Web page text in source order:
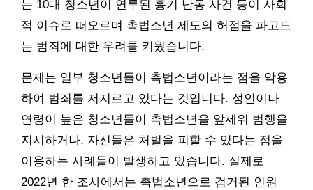
는 10대 청소년이 연루된 흉기 난동 사건 등이 사회
적 이슈로 떠오르며 촉법소년 제도의 허점을 파고드
는 범죄에 대한 우려를 키웠습니다.
문제는 일부 청소년들이 촉법소년이라는 점을 악용
하여 범죄를 저지르고 있다는 것입니다. 성인이나
연령이 높은 청소년들이 촉법소년을 앞세워 범행을
지시하거나, 자신들은 처벌을 피할 수 있다는 점을
이용하는 사례들이 발생하고 있습니다. 실제로
2022년 한 조사에서는 촉법소년으로 검거된 인원